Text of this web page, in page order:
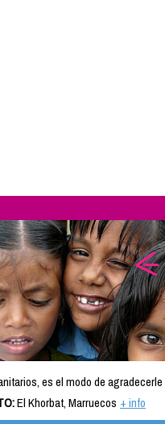
es el modo de
El Khorbat, Marruecos + info